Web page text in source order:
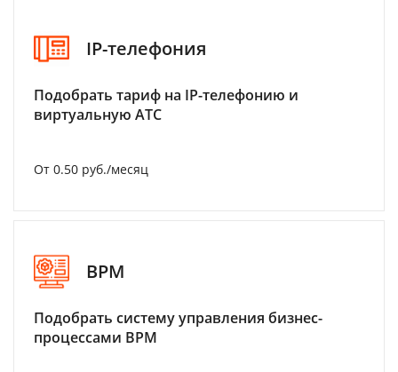
IP-телефония
Подобрать тариф на IP-телефонию и
виртуальную АТС
От 0.50 руб./месяц
BPM
Подобрать систему управления бизнес-
процессами BPM